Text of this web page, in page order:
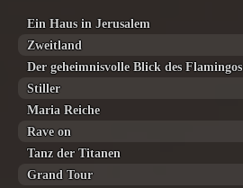
Ein Haus in Jerusalem
Zweitland
Der geheimnisvolle Blick des Flamingos
Stiller
Maria Reiche
Rave on
Tanz der Titanen
Grand Tour